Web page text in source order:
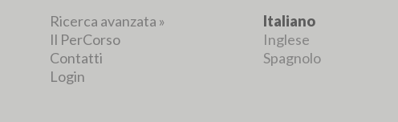
Ricerca avanzata »
Il PerCorso
Contatti
Login
Italiano
Inglese
Spagnolo